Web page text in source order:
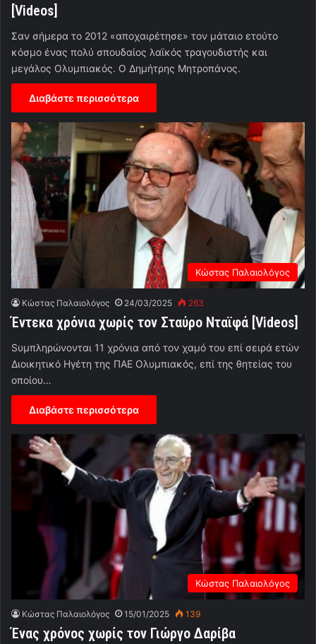
[Videos]
Σαν σήμερα το 2012 «αποχαιρέτησε» τον μάταιο ετούτο
κόσμο ένας πολύ σπουδαίος λαϊκός τραγουδιστής και
μεγάλος Ολυμπιακός. Ο Δημήτρης Μητροπάνος.
Διαβάστε περισσότερα
Κώστας Παλαιολόγος
Κώστας Παλαιολόγος 24/03/2025 263
Έντεκα χρόνια χωρίς τον Σταύρο Νταϊφά [Videos]
Sυμπληρώνονται 11 χρόνια από τον χαμό του επί σειρά ετών
Διοικητικό Ηγέτη της ΠΑΕ Ολυμπιακός, επί της θητείας του
οποίου…
Διαβάστε περισσότερα
Κώστας Παλαιολόγος
Κώστας Παλαιολόγος 15/01/2025 139
Ένας χρόνος χωρίς τον Γιώργο Δαρίβα